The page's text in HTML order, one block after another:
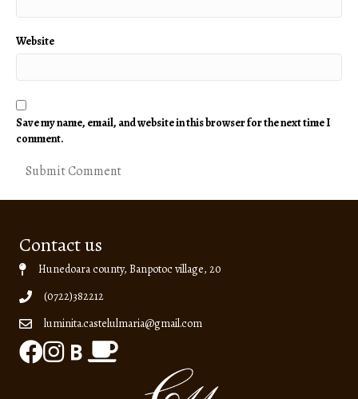
Website
Save my name, email, and website in this browser for the next time I
comment.
Contact us
Hunedoara county, Banpotoc village, 20
(0722)382212
luminita.castelulmaria@gmail.com